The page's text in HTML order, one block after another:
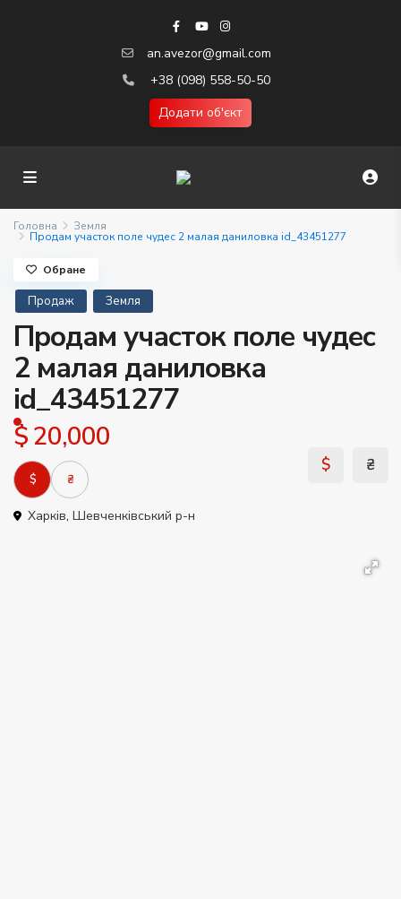
an.avezor@gmail.com
+38 (098) 558-50-50
Додати об'єкт
Головна Земля
Продам участок поле чудес 2 малая даниловка id_43451277
Продаж Земля
Продам участок поле чудес
2 малая даниловка
id_43451277
$ 20,000
$ ₴
Харків, Шевченківський р-н
Обране
$ ₴